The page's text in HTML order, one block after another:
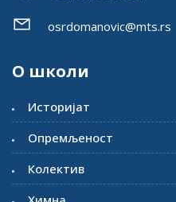
osrdomanovic@mts.rs
О школи
Историјат
Опремљеност
Колектив